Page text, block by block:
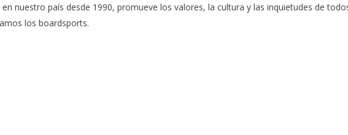
nuestro país desde 1990, promueve los valores, la cultura y las inquietudes de
los boardsports.